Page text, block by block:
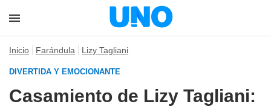
Inicio Farándula Lizy Tagliani
DIVERTIDA Y EMOCIONANTE
Casamiento de Lizy Tagliani: